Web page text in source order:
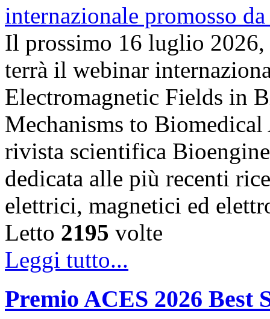
Il prossimo 16 luglio
terrà il webinar
Electromagnetic Fields in
Mechanisms to
rivista scientifica
dedicata alle più recenti
elettrici, magnetici ed
Letto 2195 volte
Leggi tutto...
Premio ACES 2026 Best